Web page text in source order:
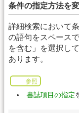
条件の指定方法を
詳細検索において
の語句をスペース
を含む」を選択し
あります。
参照
書誌項目の指定